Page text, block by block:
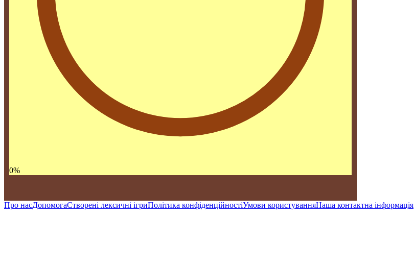
0%
Про насДопомогаСтворені лексичні ігриПолітика конфіденційностіУмови користуванняНаша контактна інформація